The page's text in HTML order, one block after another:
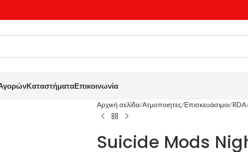
ΚαταστήματαΕπικοινωνία
Αρχική σελίδα Ατμοποιητες Επισκευάσιμοι RDA
Suicide Mods